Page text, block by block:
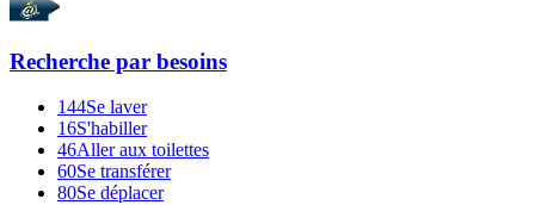
Recherche par besoins
144Se laver
16S'habiller
46Aller aux toilettes
60Se transférer
80Se déplacer